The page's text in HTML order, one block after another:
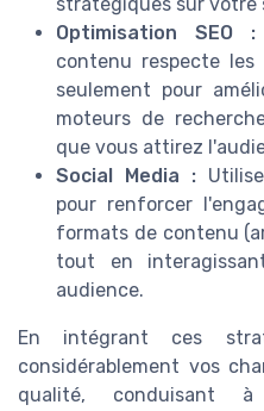
stratégiques sur votre
Optimisation SEO :
contenu respecte les
seulement pour
moteurs de
que vous attirez
Social Media :
pour renforcer
formats de contenu
tout en
audience.
En intégrant ces
considérablement vos
qualité, conduisant